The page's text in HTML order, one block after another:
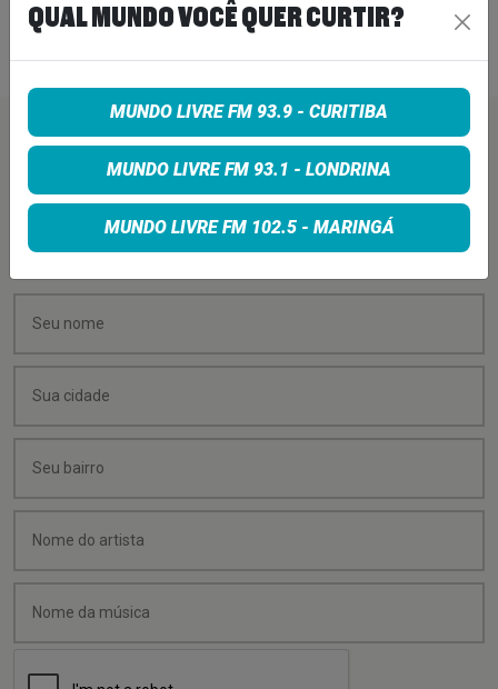
25 de maio de 2026 Ler Mais >
PEÇA SUA MÚSICA
Quer sugerir uma música para rolar na minha
programação? É só preencher os campos abaixo:
QUAL MUNDO VOCÊ QUER CURTIR?
MUNDO LIVRE FM 93.9 - CURITIBA
MUNDO LIVRE FM 93.1 - LONDRINA
MUNDO LIVRE FM 102.5 - MARINGÁ